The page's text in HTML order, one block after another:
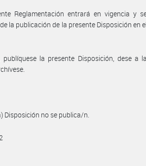
Reglamentación entrará en vigencia y
la publicación de la presente Disposición en el
publíquese la presente Disposición, dese a la
Disposición no se publica/n.